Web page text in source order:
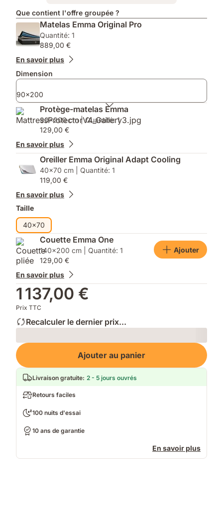
Cooling
(Pour
toute
commande
d’une
taille
double
partir
de
140x200),
vous
2
oreillers.)
Emma
(En
option
:
Couette
Emma)
Que contient l'offre groupée ?
Matelas Emma Original Pro
Quantité: 1
889,00 €
En savoir plus
Dimension
90x200
Protège-matelas Emma
90x200 cm | Quantité: 1
129,00 €
En savoir plus
Oreiller Emma Original Adapt Cooling
40x70 cm | Quantité: 1
119,00 €
En savoir plus
Taille
40x70
Couette Emma One
140x200 cm | Quantité: 1
129,00 €
Ajouter
En savoir plus
1 137,00 €
Prix TTC
Recalculer le dernier prix...
Loading
Ajouter au panier
Livraison gratuite: 2 - 5 jours ouvrés
Retours faciles
100 nuits d'essai
10 ans de garantie
En savoir plus